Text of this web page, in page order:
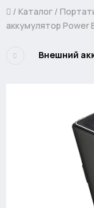
Каталог
аккумулятор Power
Внешний